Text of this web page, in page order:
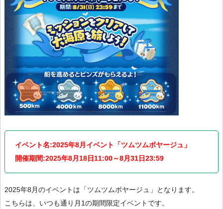
イベント名:2025年8月イベント「ツムツムボヤージュ」
開催期間:2025年8月18日11:00～8月31日23:59
2025年8月のイベントは「ツムツムボヤージュ」となります。
こちらは、いつも通り月1の期間限定イベントです。